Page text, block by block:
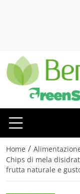
Home /
Chips di mela
frutta naturale e